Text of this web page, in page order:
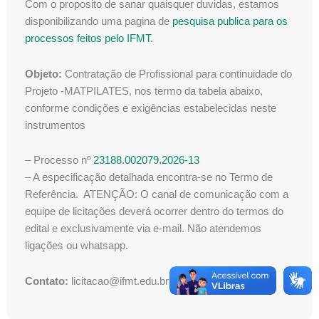
Com o proposito de sanar quaisquer duvidas, estamos
disponibilizando uma pagina de pesquisa publica para os
processos feitos pelo IFMT.
Objeto: Contratação de Profissional para continuidade do
Projeto -MATPILATES, nos termo da tabela abaixo,
conforme condições e exigências estabelecidas neste
instrumentos
– Processo nº23188.002079.2026-13
– A especificação detalhada encontra-se no Termo de
Referência. ATENÇÃO: O canal de comunicação com a
equipe de licitações deverá ocorrer dentro do termos do
edital e exclusivamente via e-mail. Não atendemos
ligações ou whatsapp.
Contato: licitacao@ifmt.edu.br